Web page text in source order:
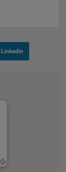
Linkedin